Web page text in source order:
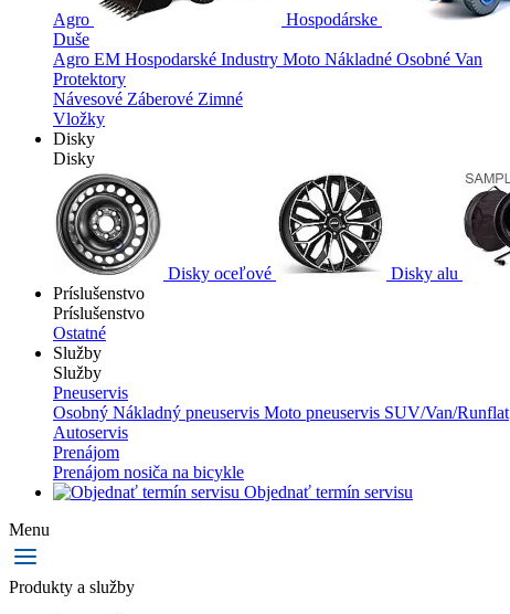
Agro Hospodárske
Duše
Agro EM Hospodarské Industry Moto Nákladné Osobné Van
Protektory
Návesové Záberové Zimné
Vložky
Disky
Disky
Disky oceľové Disky alu
Príslušenstvo
Príslušenstvo
Ostatné
Služby
Služby
Pneuservis
Osobný Nákladný pneuservis Moto pneuservis SUV/Van/Runflat
Autoservis
Prenájom
Prenájom nosiča na bicykle
Objednať termín servisu
Menu
Produkty a služby